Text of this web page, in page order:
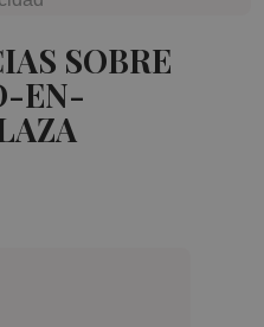
SOBRE
EN-